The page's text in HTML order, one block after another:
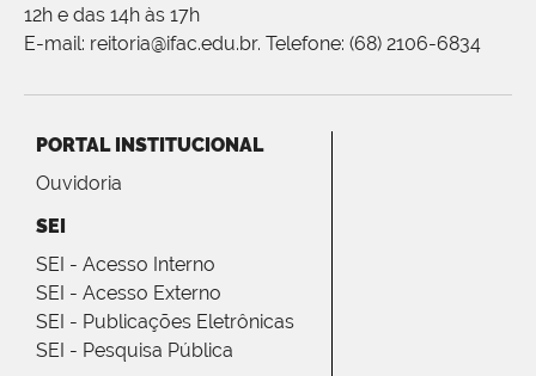
12h e das 14h às 17h
E-mail: reitoria@ifac.edu.br. Telefone: (68) 2106-6834
PORTAL INSTITUCIONAL
Ouvidoria
SEI
SEI - Acesso Interno
SEI - Acesso Externo
SEI - Publicações Eletrônicas
SEI - Pesquisa Pública